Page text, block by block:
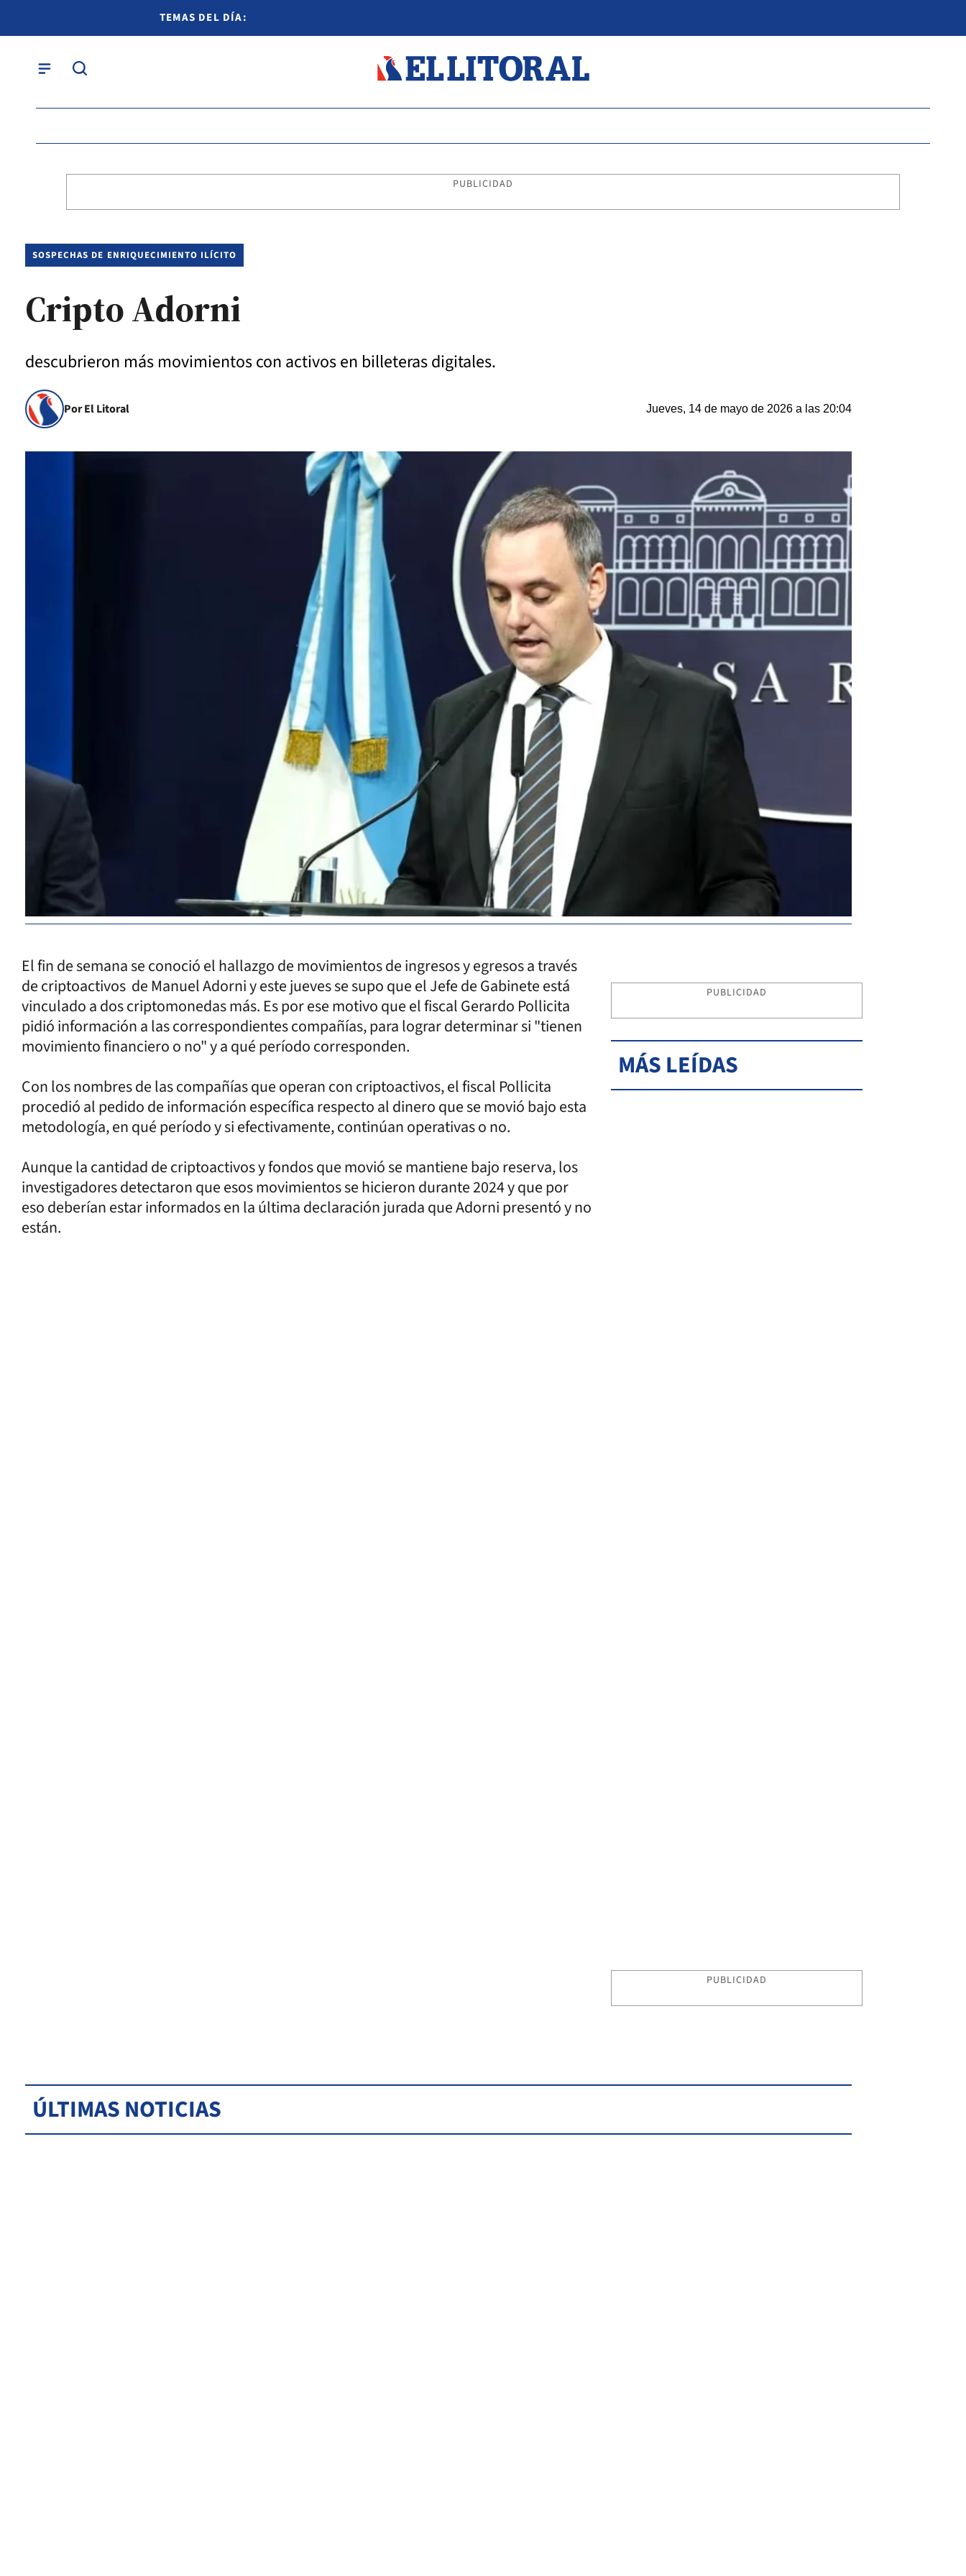
TEMAS DEL DÍA:
PUBLICIDAD
SOSPECHAS DE ENRIQUECIMIENTO ILÍCITO
Cripto Adorni
descubrieron más movimientos con activos en billeteras digitales.
Por El Litoral Jueves, 14 de mayo de 2026 a las 20:04
El fin de semana se conoció el hallazgo de movimientos de ingresos y egresos a través
de criptoactivos de Manuel Adorni y este jueves se supo que el Jefe de Gabinete está
vinculado a dos criptomonedas más. Es por ese motivo que el fiscal Gerardo Pollicita
pidió información a las correspondientes compañías, para lograr determinar si "tienen
movimiento financiero o no" y a qué período corresponden.
Con los nombres de las compañías que operan con criptoactivos, el fiscal Pollicita
procedió al pedido de información específica respecto al dinero que se movió bajo esta
metodología, en qué período y si efectivamente, continúan operativas o no.
Aunque la cantidad de criptoactivos y fondos que movió se mantiene bajo reserva, los
investigadores detectaron que esos movimientos se hicieron durante 2024 y que por
eso deberían estar informados en la última declaración jurada que Adorni presentó y no
están.
PUBLICIDAD
MÁS LEÍDAS
PUBLICIDAD
ÚLTIMAS NOTICIAS